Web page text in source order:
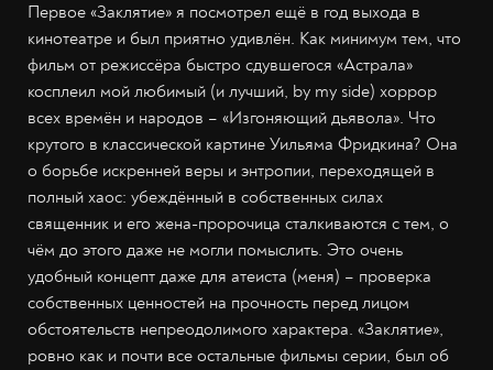
Первое «Заклятие» я посмотрел ещё в год выхода в
кинотеатре и был приятно удивлён. Как минимум тем, что
фильм от режиссёра быстро сдувшегося «Астрала»
косплеил мой любимый (и лучший, by my side) хоррор
всех времён и народов – «Изгоняющий дьявола». Что
крутого в классической картине Уильяма Фридкина? Она
о борьбе искренней веры и энтропии, переходящей в
полный хаос: убеждённый в собственных силах
священник и его жена-пророчица сталкиваются с тем, о
чём до этого даже не могли помыслить. Это очень
удобный концепт даже для атеиста (меня) – проверка
собственных ценностей на прочность перед лицом
обстоятельств непреодолимого характера. «Заклятие»,
ровно как и почти все остальные фильмы серии, был об